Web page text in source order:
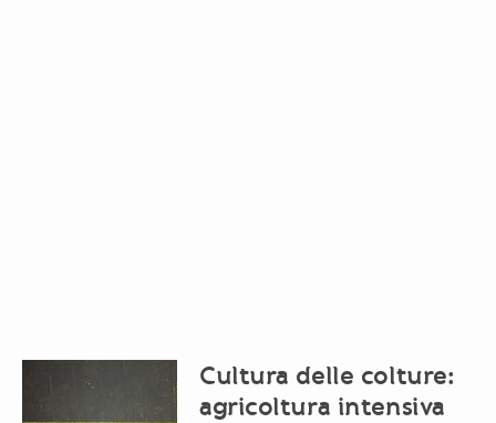
Cultura delle colture:
agricoltura intensiva